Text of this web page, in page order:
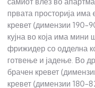
првата просторија
кревет (димензии 190-
кујна во која има мини
фрижидер со одделна
готвење и јадење. Во
брачен кревет
кревет (димензии 180-